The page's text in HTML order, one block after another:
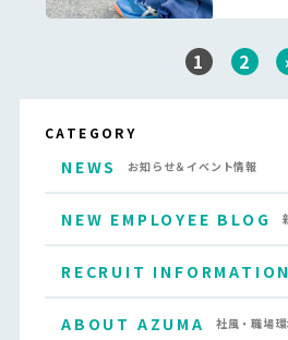
1 2
CATEGORY
NEWS お知らせ＆イベント情報
NEW EMPLOYEE BLOG
RECRUIT INFORMATION
ABOUT AZUMA 社風・職場